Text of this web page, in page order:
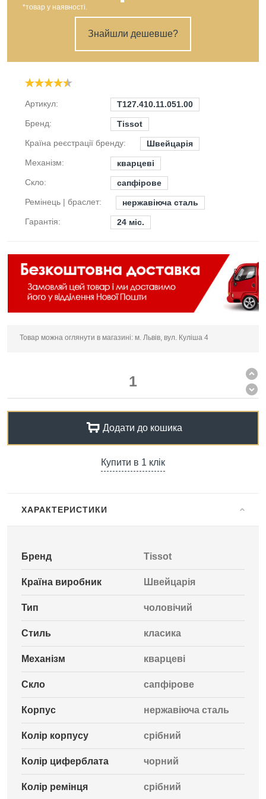
*товар у наявності.
Знайшли дешевше?
Артикул:
T127.410.11.051.00
Бренд:
Tissot
Країна реєстрації бренду:
Швейцарія
Механізм:
кварцеві
Скло:
сапфірове
Ремінець | браслет:
нержавіюча сталь
Гарантія:
24 міс.
Товар можна оглянути в магазині: м. Львів, вул. Куліша 4
Додати до кошика
Купити в 1 клік
ХАРАКТЕРИСТИКИ
Бренд Tissot
Країна виробник Швейцарія
Тип чоловічий
Стиль класика
Механізм кварцеві
Скло сапфірове
Корпус нержавіюча сталь
Колір корпусу срібний
Колір циферблата чорний
Колір ремінця срібний